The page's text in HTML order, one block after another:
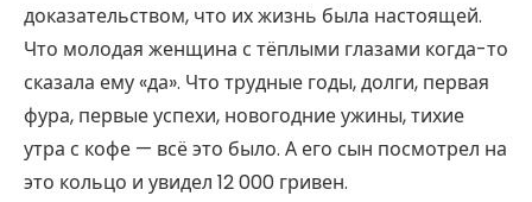
доказательством, что их жизнь была настоящей.
Что молодая женщина с тёплыми глазами когда-то
сказала ему «да». Что трудные годы, долги, первая
фура, первые успехи, новогодние ужины, тихие
утра с кофе — всё это было. А его сын посмотрел на
это кольцо и увидел 12 000 гривен.